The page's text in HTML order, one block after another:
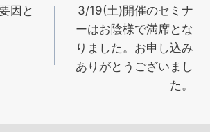
因と
3/19(土)開催のセミナ
ーはお陰様で満席とな
りました。お申し込み
ありがとうございまし
た。